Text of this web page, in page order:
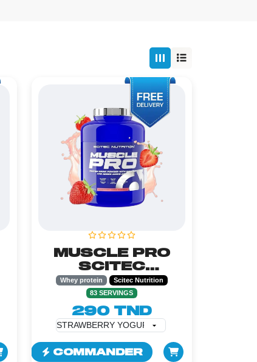
MUSCLE PRO
SCITEC
NUTRITION -
2.5KG
Whey protein
Scitec Nutrition
83 SERVINGS
290 TND
COMMANDER